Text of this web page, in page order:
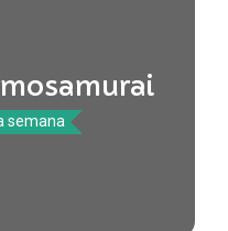
semana